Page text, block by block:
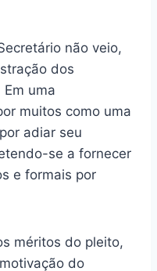
não veio,
dos
uma
muitos como uma
adiar seu
se a fornecer
e formais por
méritos do pleito,
do